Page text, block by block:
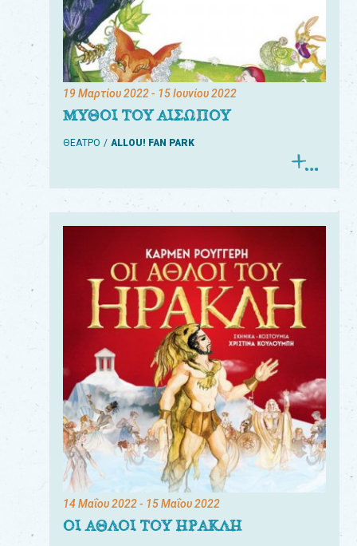
19 Μαρτίου 2022- 15 Ιουνίου 2022
ΜΥΘΟΙ ΤΟΥ ΑΙΣΩΠΟΥ
ΘΕΑΤΡΟ ALLOU! FAN PARK
14 Μαΐου 2022- 15 Μαΐου 2022
ΟΙ ΑΘΛΟΙ ΤΟΥ ΗΡΑΚΛΗ